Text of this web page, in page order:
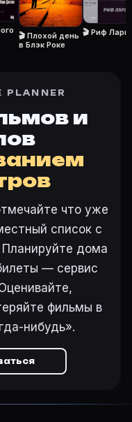
(1946)?
В фильме
в свой список
на Movie
·Как вести watchlist
то в ночи» в
🎬 Плохой день
в Блэк Роке
🎬 Риф Ларго
и
что уже
список с
дома
— сервис
фильмы в
нибудь».